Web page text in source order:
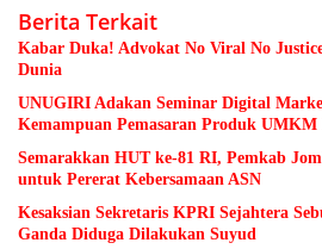
Berita Terkait
Kabar Duka! Advokat No Viral No
Dunia
UNUGIRI Adakan Seminar Digital
Kemampuan Pemasaran Produk UMKM
Semarakkan HUT ke-81 RI, Pemkab
untuk Pererat Kebersamaan ASN
Kesaksian Sekretaris KPRI Sejahtera
Ganda Diduga Dilakukan Suyud